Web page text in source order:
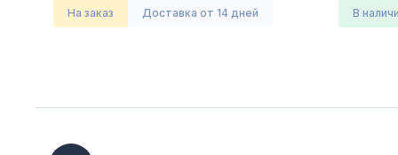
На заказ Доставка от 14 дней в